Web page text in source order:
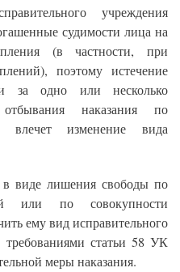
учреждения
судимости лица на
(в частности, при
поэтому истечение
за одно или несколько
наказания по
влечет изменение вида
в виде лишения свободы по
или по совокупности
ему вид исправительного
требованиями статьи 58 УК
меры наказания.